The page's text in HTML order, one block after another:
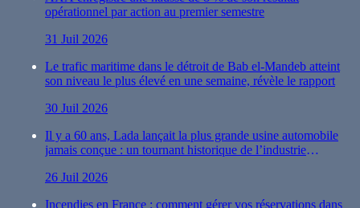
opérationnel par action au premier semestre
31 Juil 2026
Le trafic maritime dans le détroit de Bab el-Mandeb atteint
son niveau le plus élevé en une semaine, révèle le rapport
30 Juil 2026
Il y a 60 ans, Lada lançait la plus grande usine automobile
jamais conçue : un tournant historique de l’industrie
26 Juil 2026
Incendies en France : comment gérer vos réservations dans